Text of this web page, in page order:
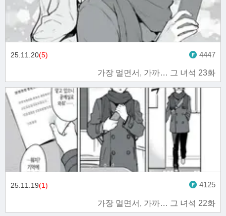
가장 멀면서, 가까… 그 녀석 23화
25.11.20(5) 4447
가장 멀면서, 가까… 그 녀석 22화
25.11.19(1) 4125